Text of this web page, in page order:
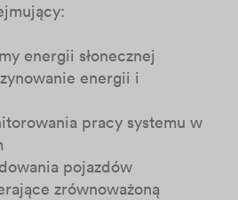
energii słonecznej
energii i
pracy systemu w
pojazdów
zrównoważoną